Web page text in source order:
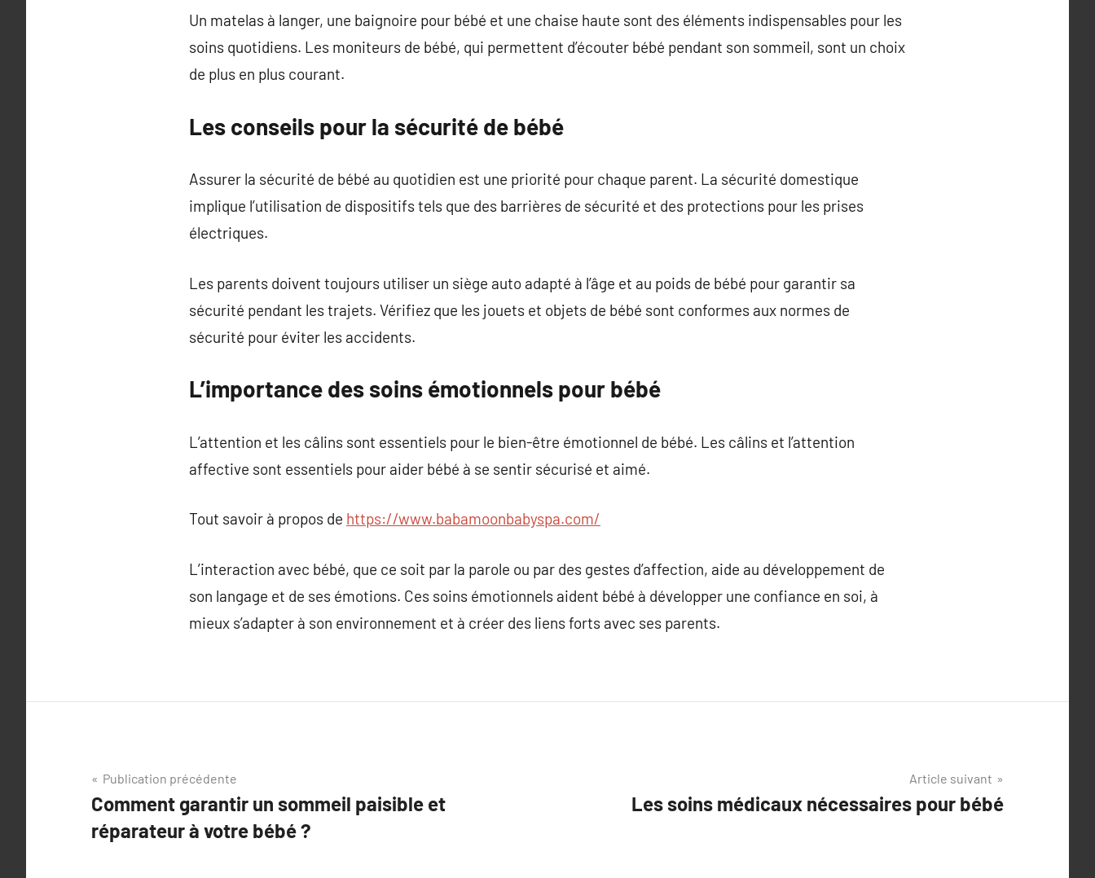
Un matelas à langer, une baignoire pour bébé et une chaise haute sont des éléments indispensables pour les
soins quotidiens. Les moniteurs de bébé, qui permettent d’écouter bébé pendant son sommeil, sont un choix
de plus en plus courant.
Les conseils pour la sécurité de bébé
Assurer la sécurité de bébé au quotidien est une priorité pour chaque parent. La sécurité domestique
implique l’utilisation de dispositifs tels que des barrières de sécurité et des protections pour les prises
électriques.
Les parents doivent toujours utiliser un siège auto adapté à l’âge et au poids de bébé pour garantir sa
sécurité pendant les trajets. Vérifiez que les jouets et objets de bébé sont conformes aux normes de
sécurité pour éviter les accidents.
L’importance des soins émotionnels pour bébé
L’attention et les câlins sont essentiels pour le bien-être émotionnel de bébé. Les câlins et l’attention
affective sont essentiels pour aider bébé à se sentir sécurisé et aimé.
Tout savoir à propos de https://www.babamoonbabyspa.com/
L’interaction avec bébé, que ce soit par la parole ou par des gestes d’affection, aide au développement de
son langage et de ses émotions. Ces soins émotionnels aident bébé à développer une confiance en soi, à
mieux s’adapter à son environnement et à créer des liens forts avec ses parents.
Navigation
de
l’article
Publication précédente
Comment garantir un sommeil paisible et
réparateur à votre bébé ?
Article suivant
Les soins médicaux nécessaires pour bébé